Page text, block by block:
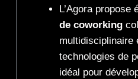
L’Agora propose
de coworking
multidisciplinaire
technologies de
idéal pour